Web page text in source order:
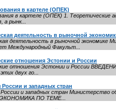
в картеле (ОПЕК)
в картеле (ОПЕК) 1. Теоретические
а рынк...
деятельность в рыночной
деятельность в рыночной экономике
Международный Факульт...
отношения Эстонии и России
отношения Эстонии и России
двух го...
и западных стран
и западных стран Министерство
ПО ТЕМЕ...